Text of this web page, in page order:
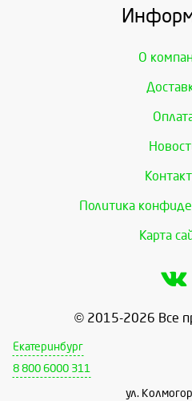
О
Политика
Карта
© 2015-2026 Все
Екатеринбург
8 800 6000 311
ул.